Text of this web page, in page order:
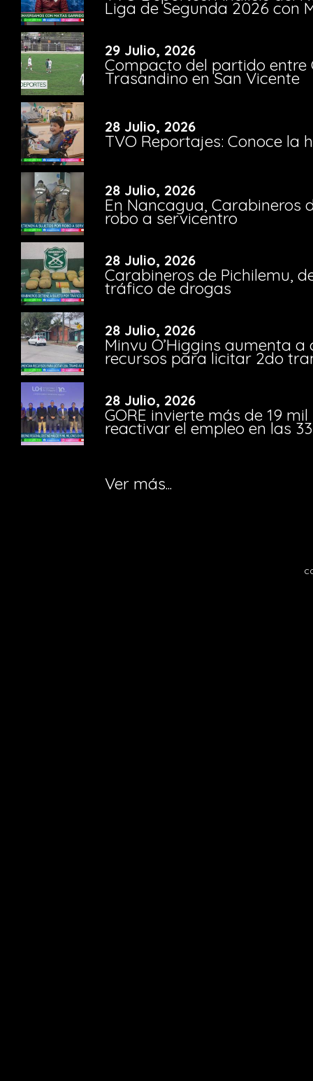
Liga de Segunda 2026 con
29 Julio, 2026
Compacto del partido entre
Trasandino en San Vicente
28 Julio, 2026
TVO Reportajes: Conoce la
28 Julio, 2026
En Nancagua, Carabineros
robo a servicentro
28 Julio, 2026
Carabineros de Pichilemu,
tráfico de drogas
28 Julio, 2026
Minvu O’Higgins aumenta a
recursos para licitar 2do
28 Julio, 2026
GORE invierte más de 19
reactivar el empleo en las
Ver más...